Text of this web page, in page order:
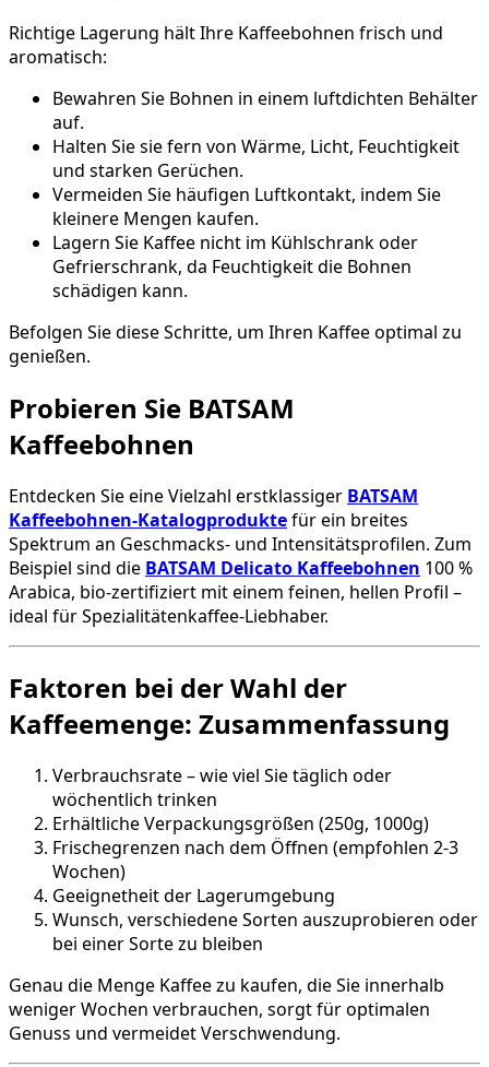
Richtige Lagerung hält Ihre Kaffeebohnen frisch und
aromatisch:
Bewahren Sie Bohnen in einem luftdichten Behälter
auf.
Halten Sie sie fern von Wärme, Licht, Feuchtigkeit
und starken Gerüchen.
Vermeiden Sie häufigen Luftkontakt, indem Sie
kleinere Mengen kaufen.
Lagern Sie Kaffee nicht im Kühlschrank oder
Gefrierschrank, da Feuchtigkeit die Bohnen
schädigen kann.
Befolgen Sie diese Schritte, um Ihren Kaffee optimal zu
genießen.
Probieren Sie BATSAM
Kaffeebohnen
Entdecken Sie eine Vielzahl erstklassiger BATSAM
Kaffeebohnen-Katalogproduktefür ein breites
Spektrum an Geschmacks- und Intensitätsprofilen. Zum
Beispiel sind die BATSAM Delicato Kaffeebohnen 100 %
Arabica, bio-zertifiziert mit einem feinen, hellen Profil –
ideal für Spezialitätenkaffee-Liebhaber.
Faktoren bei der Wahl der
Kaffeemenge: Zusammenfassung
Verbrauchsrate – wie viel Sie täglich oder
wöchentlich trinken
Erhältliche Verpackungsgrößen (250g, 1000g)
Frischegrenzen nach dem Öffnen (empfohlen 2-3
Wochen)
Geeignetheit der Lagerumgebung
Wunsch, verschiedene Sorten auszuprobieren oder
bei einer Sorte zu bleiben
Genau die Menge Kaffee zu kaufen, die Sie innerhalb
weniger Wochen verbrauchen, sorgt für optimalen
Genuss und vermeidet Verschwendung.